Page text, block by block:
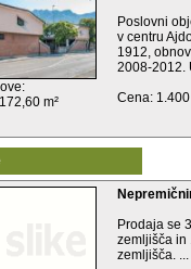
m²
Poslovni
v centru
1912,
2008-2012.
Cena:
Prodaja se
zemljišča in
zemljišča. ...